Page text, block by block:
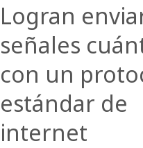
Logran
señales
con un
estándar de
internet